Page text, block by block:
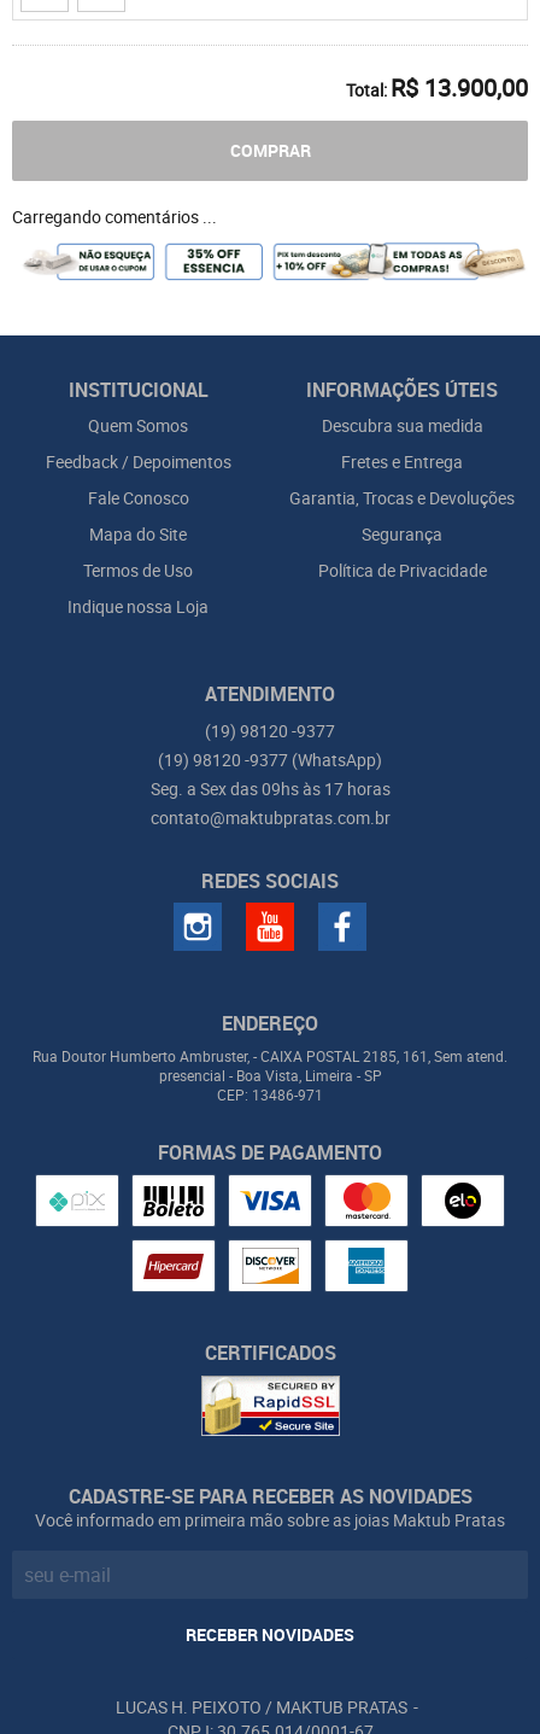
Total: R$ 13.900,00
COMPRAR
Carregando comentários ...
INSTITUCIONAL
Quem Somos
Feedback / Depoimentos
Fale Conosco
Mapa do Site
Termos de Uso
Indique nossa Loja
INFORMAÇÕES ÚTEIS
Descubra sua medida
Fretes e Entrega
Garantia, Trocas e Devoluções
Segurança
Política de Privacidade
ATENDIMENTO
(19) 98120 -9377
(19) 98120 -9377 (WhatsApp)
Seg. a Sex das 09hs às 17 horas
contato@maktubpratas.com.br
REDES SOCIAIS
ENDEREÇO
Rua Doutor Humberto Ambruster, - CAIXA POSTAL 2185, 161, Sem atend.
presencial - Boa Vista, Limeira -SP
CEP: 13486-971
FORMAS DE PAGAMENTO
CERTIFICADOS
CADASTRE-SE PARA RECEBER AS NOVIDADES
Você informado em primeira mão sobre as joias Maktub Pratas
RECEBER NOVIDADES
LUCAS H. PEIXOTO / MAKTUB PRATAS